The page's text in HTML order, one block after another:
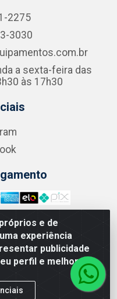
e de
experiência
publicidade
perfil e melhorar a
2275
3030
a sexta-feira das
às 17h30
Favre, 746 - Ipsep,
09.132.989/0001-61